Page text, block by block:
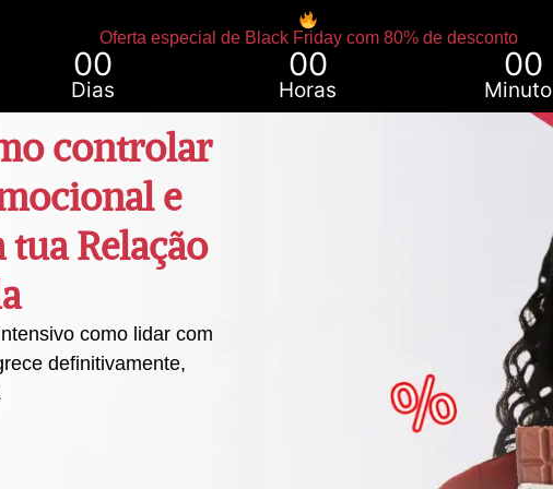
Oferta especial de Black Friday com 80% de desconto
00
Dias
00
Horas
00
controlar
e
Relação
como lidar com
definitivamente,